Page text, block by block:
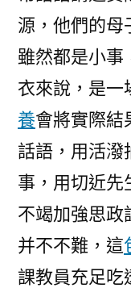
源，他們的母
雖然都是小事
衣來說，是一
養會將實際結
話語，用活潑
事，用切近先
不竭加強思政
并不不難，這
課教員充足吃